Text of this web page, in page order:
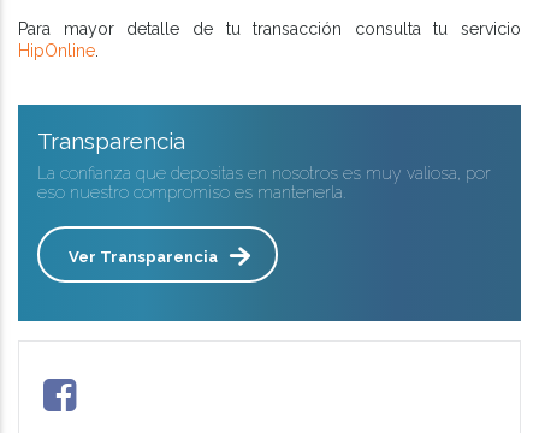
Para mayor detalle de tu transacción consulta tu servicio
HipOnline
Transparencia
La confianza que depositas en nosotros es muy valiosa, por
eso nuestro compromiso es mantenerla.
Ver Transparencia